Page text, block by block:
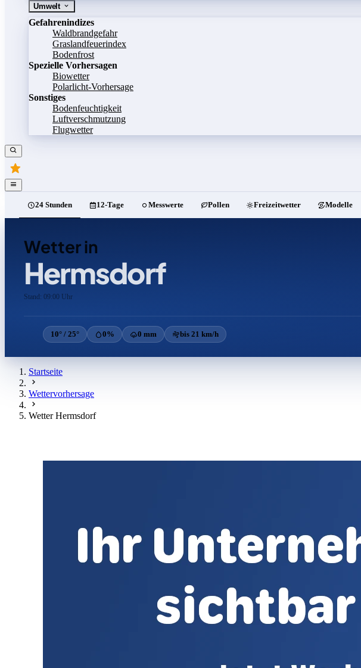
Umwelt
Gefahrenindizes
Waldbrandgefahr
Graslandfeuerindex
Bodenfrost
Spezielle Vorhersagen
Biowetter
Polarlicht-Vorhersage
Sonstiges
Bodenfeuchtigkeit
Luftverschmutzung
Flugwetter
24 Stunden 12-Tage Messwerte Pollen Freizeitwetter Modelle
Wetter in
Hermsdorf
Stand: 09:00 Uhr
10° / 25° 0% 0 mm bis 21 km/h
Startseite
Wettervorhersage
Wetter Hermsdorf